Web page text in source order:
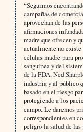
“Seguimos
campañas de
aprovechan de las
afirmaciones
madre que ofrecen y
actualmente no
células madre para
sanguínea y del
de la FDA, Ned
industria y al público
basado en el riesgo
protegiendo a los
campo. Le daremos
correspondientes en
peligro la salud de las